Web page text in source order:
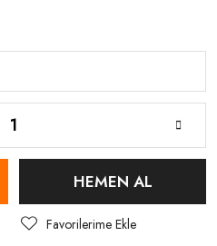
HEMEN AL